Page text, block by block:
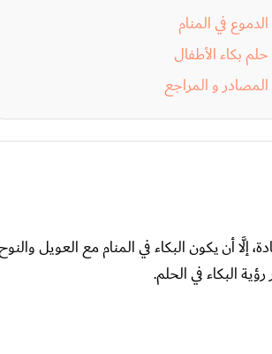
الدموع في المنام
حلم بكاء الأطفال
المصادر و المراجع
أن يكون البكاء في المنام مع العويل
البكاء في الحلم.